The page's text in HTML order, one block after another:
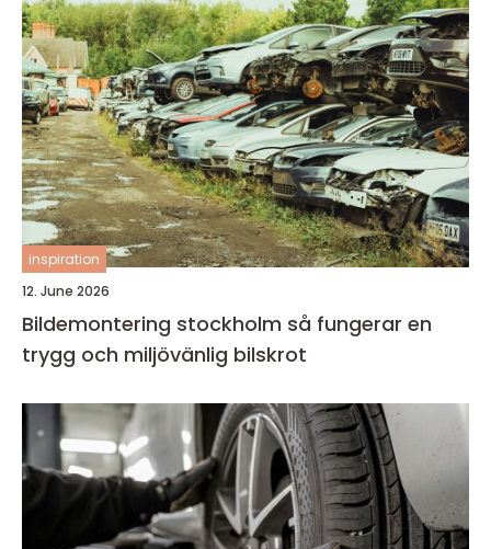
inspiration
12. June 2026
Bildemontering stockholm så fungerar en
trygg och miljövänlig bilskrot